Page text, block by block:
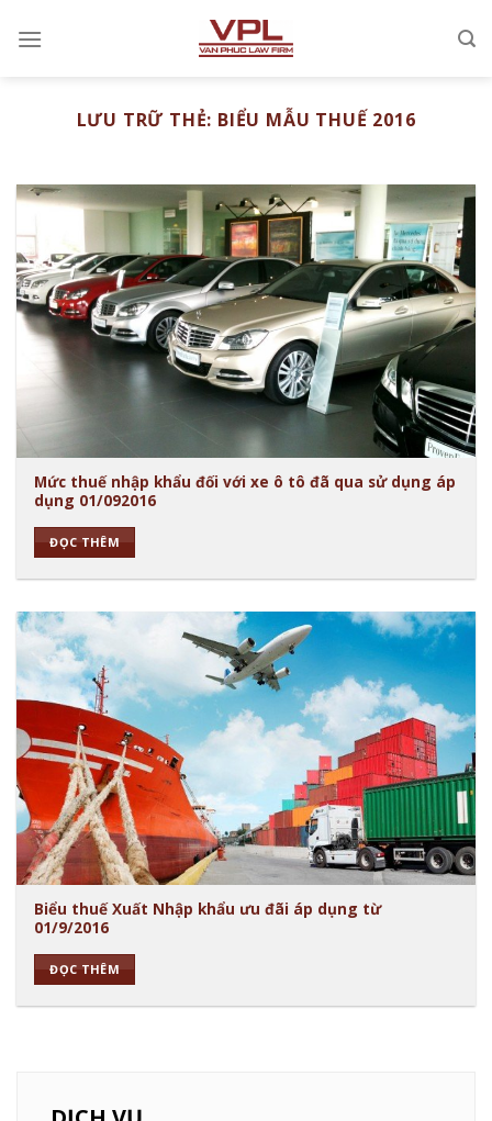
đến
LƯU TRỮ THẺ: BIỂU MẪU THUẾ 2016
Mức thuế nhập khẩu đối với xe ô tô đã qua sử dụng áp
dụng 01/092016
ĐỌC THÊM
Biểu thuế Xuất Nhập khẩu ưu đãi áp dụng từ
01/9/2016
ĐỌC THÊM